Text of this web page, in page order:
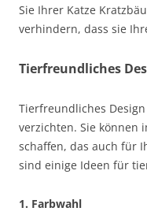
Sie Ihrer Katze
verhindern, dass sie
Tierfreundliches
Tierfreundliches
verzichten. Sie können
schaffen, das auch für
sind einige Ideen für
1. Farbwahl